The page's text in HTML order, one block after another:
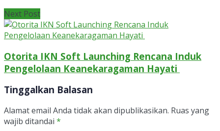
Next Post
Otorita IKN Soft Launching Rencana Induk
Pengelolaan Keanekaragaman Hayati
Tinggalkan Balasan
Alamat email Anda tidak akan dipublikasikan. Ruas yang
wajib ditandai *